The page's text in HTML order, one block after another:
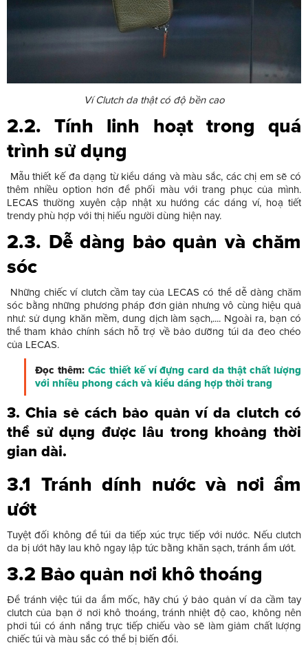
Ví Clutch da thật có độ bền cao
2.2. Tính linh hoạt trong quá
trình sử dụng
Mẫu thiết kế đa dạng từ kiểu dáng và màu sắc, các chị em sẽ có
thêm nhiều option hơn để phối màu với trang phục của mình.
LECAS thường xuyên cập nhật xu hướng các dáng ví, hoạ tiết
trendy phù hợp với thị hiếu người dùng hiện nay.
2.3. Dễ dàng bảo quản và chăm
sóc
Những chiếc ví clutch cầm tay của LECAS có thể dễ dàng chăm
sóc bằng những phương pháp đơn giản nhưng vô cùng hiệu quả
như: sử dụng khăn mềm, dung dịch làm sạch,.... Ngoài ra, bạn có
thể tham khảo chính sách hỗ trợ về bảo dưỡng túi da đeo chéo
của LECAS.
Đọc thêm: Các thiết kế ví đựng card da thật chất lượng
với nhiều phong cách và kiểu dáng hợp thời trang
3. Chia sẻ cách bảo quản ví da clutch có
thể sử dụng được lâu trong khoảng thời
gian dài.
3.1 Tránh dính nước và nơi ẩm
ướt
Tuyệt đối không để túi da tiếp xúc trực tiếp với nước. Nếu clutch
da bị ướt hãy lau khô ngay lập tức bằng khăn sạch, tránh ẩm ướt.
3.2 Bảo quản nơi khô thoáng
Để tránh việc túi da ẩm mốc, hãy chú ý bảo quản ví da cầm tay
clutch của bạn ở nơi khô thoáng, tránh nhiệt độ cao, không nên
phơi túi có ánh nắng trực tiếp chiếu vào sẽ làm giảm chất lượng
chiếc túi và màu sắc có thể bị biến đổi.